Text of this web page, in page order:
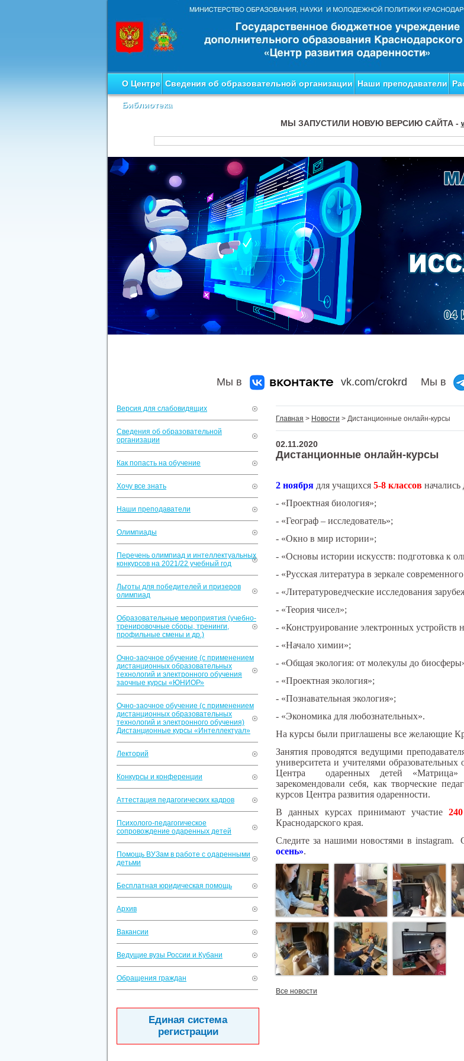
О Центре Сведения об образовательной организации Наши преподаватели
Библиотека
МЫ ЗАПУСТИЛИ НОВУЮ ВЕРСИЮ САЙТА -
Мы в vk.com/crokrd Мы в
Версия для слабовидящих
Сведения об образовательной
организации
Как попасть на обучение
Хочу все знать
Наши преподаватели
Олимпиады
Перечень олимпиад и интеллектуальных
конкурсов на 2021/22 учебный год
Льготы для победителей и призеров
олимпиад
Образовательные мероприятия (учебно-
тренировочные сборы, тренинги,
профильные смены и др.)
Очно-заочное обучение (с применением
дистанционных образовательных
технологий и электронного обучения
заочные курсы «ЮНИОР»
Очно-заочное обучение (с применением
дистанционных образовательных
технологий и электронного обучения)
Дистанционные курсы «Интеллектуал»
Лекторий
Конкурсы и конференции
Аттестация педагогических кадров
Психолого-педагогическое
сопровождение одаренных детей
Помощь ВУЗам в работе с одаренными
детьми
Бесплатная юридическая помощь
Архив
Вакансии
Ведущие вузы России и Кубани
Обращения граждан
Единая система
регистрации
Главная > Новости > Дистанционные онлайн-курсы
02.11.2020
Дистанционные онлайн-курсы
2 ноября для учащихся 5-8 классов
- «Проектная биология»;
- «Географ – исследователь»;
- «Окно в мир истории»;
- «Основы истории искусств: подготовка к
- «Русская литература в зеркале
- «Литературоведческие исследования
- «Теория чисел»;
- «Конструирование электронных
- «Начало химии»;
- «Общая экология: от молекулы до
- «Проектная экология»;
- «Познавательная экология»;
- «Экономика для любознательных».
На курсы были приглашены все желающие
Занятия проводятся ведущими
университета и учителями
Центра одаренных детей «Матрица»
зарекомендовали себя, как творческие
курсов Центра развития одаренности.
В данных курсах принимают участие 240
Краснодарского края.
Следите за нашими новостями в instagram.
осень».
Все новости